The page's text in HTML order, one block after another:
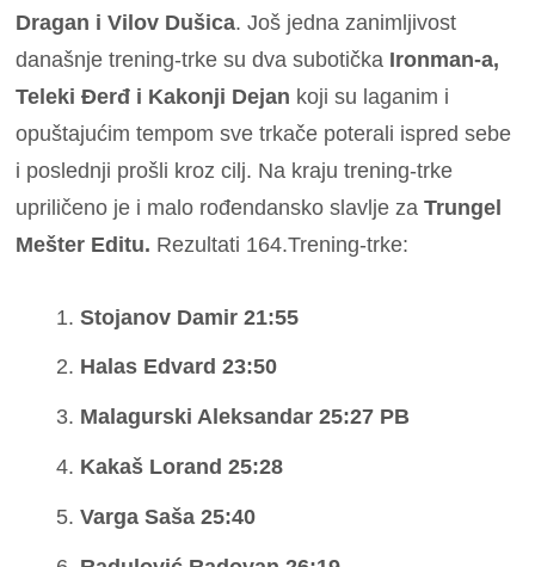
Dragan i Vilov Dušica. Još jedna zanimljivost
današnje trening-trke su dva subotička Ironman-a,
Teleki Đerđ i Kakonji Dejan koji su laganim i
opuštajućim tempom sve trkače poterali ispred sebe
i poslednji prošli kroz cilj. Na kraju trening-trke
upriličeno je i malo rođendansko slavlje zaTrungel
Mešter Editu. Rezultati 164.Trening-trke:
Stojanov Damir 21:55
Halas Edvard 23:50
Malagurski Aleksandar 25:27 PB
Kakaš Lorand 25:28
Varga Saša 25:40